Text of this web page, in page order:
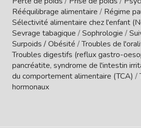
Rééquilibrage alimentaire / Régime
Sélectivité alimentaire chez l'enfant
Sevrage tabagique /Sophrologie /
Surpoids / Obésité /Troubles de
Troubles digestifs (reflux gastro-
pancréatite, syndrome de l'intestin
du comportement alimentaire (TCA) /
hormonaux